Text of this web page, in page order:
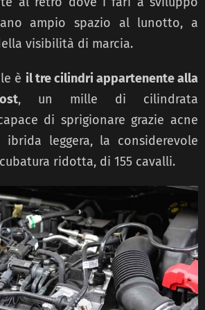
ampio spazio al lunotto, a
visibilità di marcia.
è il tre cilindri appartenente alla
, un mille di cilindrata
di sprigionare grazie acne
ibrida leggera, la considerevole
ridotta, di 155 cavalli.